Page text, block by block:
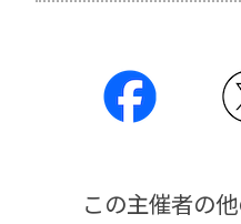
この主催者の